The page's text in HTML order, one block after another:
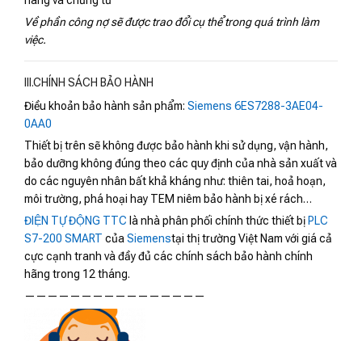
Về phần công nợ sẽ được trao đổi cụ thể trong quá trình làm
việc.
III.CHÍNH SÁCH BẢO HÀNH
Điều khoản bảo hành sản phẩm: Siemens 6ES7288-3AE04-
0AA0
Thiết bị trên sẽ không được bảo hành khi sử dụng, vận hành,
bảo dưỡng không đúng theo các quy định của nhà sản xuất và
do các nguyên nhân bất khả kháng như: thiên tai, hoả hoạn,
môi trường, phá hoại hay TEM niêm bảo hành bị xé rách…
ĐIỆN TỰ ĐỘNG TTC là nhà phân phối chính thức thiết bị PLC
S7-200 SMART của Siemenstại thị trường Việt Nam với giá cả
cực cạnh tranh và đầy đủ các chính sách bảo hành chính
hãng trong 12 tháng.
————————————————